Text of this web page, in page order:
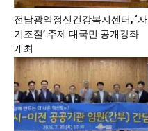
전남광역정신건강복지센터, ‘자
기조절’ 주제 대국민 공개강좌
개최